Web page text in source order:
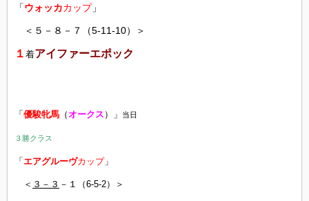
「ウォッカカップ」
＜５－８－７（5-11-10）＞
１ 着アイファーエポック
「 優駿牝馬 （オークス ）」 当日
３勝クラス
「 エアグルーヴカップ」
＜ ３－３ －１（6-5-2）＞